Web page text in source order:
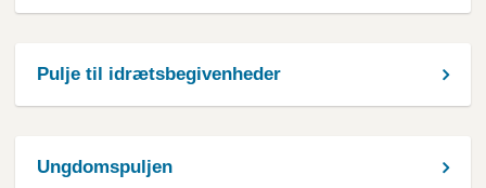
Pulje til idrætsbegivenheder
Ungdomspuljen